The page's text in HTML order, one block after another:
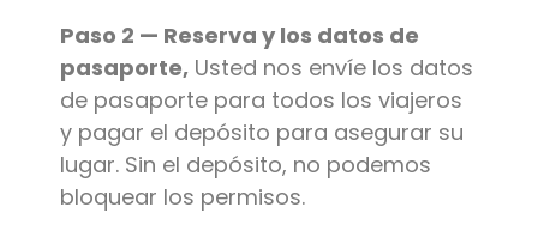
Paso 2 — Reserva y los datos de
pasaporte, Usted nos envíe los datos
de pasaporte para todos los viajeros
y pagar el depósito para asegurar su
lugar. Sin el depósito, no podemos
bloquear los permisos.